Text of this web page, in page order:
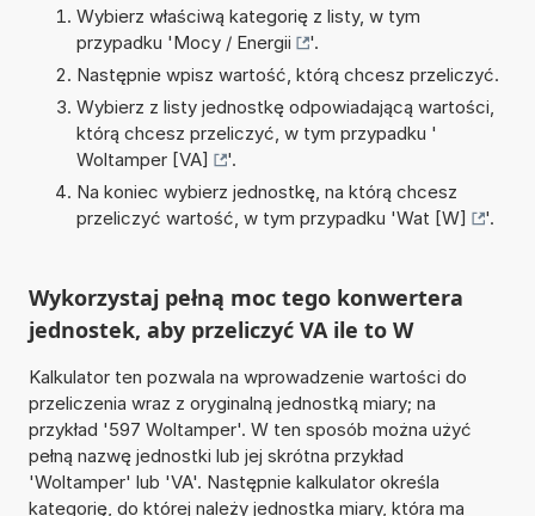
Wybierz właściwą kategorię z listy, w tym
przypadku 'Mocy / Energii
'.
Następnie wpisz wartość, którą chcesz przeliczyć.
Wybierz z listy jednostkę odpowiadającą wartości,
którą chcesz przeliczyć, w tym przypadku '
Woltamper [VA]
'.
Na koniec wybierz jednostkę, na którą chcesz
przeliczyć wartość, w tym przypadku 'Wat [W] '.
Wykorzystaj pełną moc tego konwertera
jednostek, aby przeliczyć VA ile to W
Kalkulator ten pozwala na wprowadzenie wartości do
przeliczenia wraz z oryginalną jednostką miary; na
przykład '597 Woltamper'. W ten sposób można użyć
pełną nazwę jednostki lub jej skrótna przykład
'Woltamper' lub 'VA'. Następnie kalkulator określa
kategorię, do której należy jednostka miary, która ma